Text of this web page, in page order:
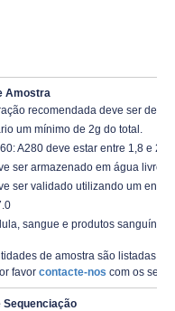
Amostra
recomendada deve ser de
um mínimo de 2g do total.
A280 deve estar entre 1,8 e 2,0.
ser armazenado em água livre
ser validado utilizando um
sangue e produtos
de amostra são listadas
favor contacte-nos com os seus
Sequenciação